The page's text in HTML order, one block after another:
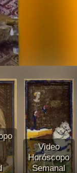
Video
Horóscopo
Semanal